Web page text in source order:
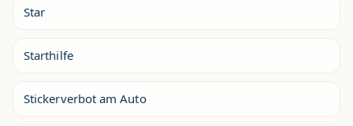
Star
Starthilfe
Stickerverbot am Auto